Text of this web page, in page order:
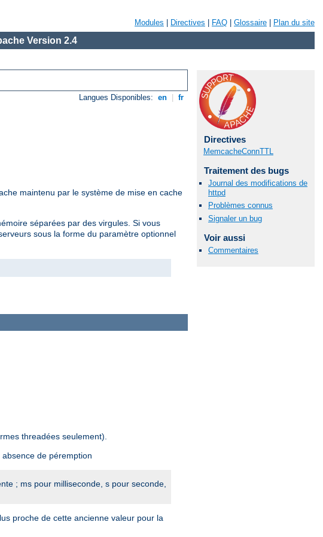
Modules Directives FAQ Glossaire Plan du site
Version 2.4
Langues Disponibles: en fr
maintenu par le système de mise en cache
séparées par des virgules. Si vous
sous la forme du paramètre optionnel
Directives
MemcacheConnTTL
Traitement des bugs
Journal des modifications de
httpd
Problèmes connus
Signaler un bug
Voir aussi
Commentaires
threadées seulement).
de péremption
; ms pour milliseconde, s pour seconde,
proche de cette ancienne valeur pour la